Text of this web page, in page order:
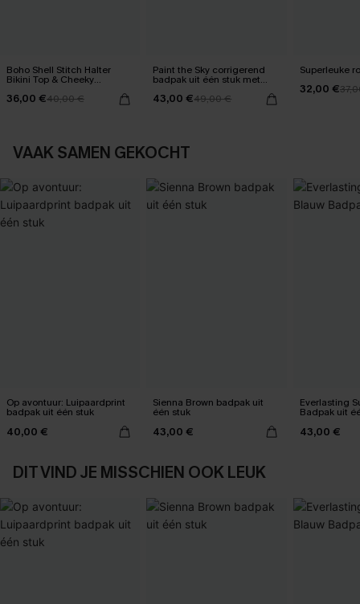
Boho Shell Stitch Halter
Bikini Top & Cheeky
Bottoms Set
36,00 €40,00 €
Paint the Sky corrigerend
badpak uit één stuk met
buikcontrole
43,00 €49,00 €
Superleuke
32,00 €
VAAK SAMEN GEKOCHT
Op avontuur: Luipaardprint
badpak uit één stuk
40,00 €
Sienna Brown badpak uit
één stuk
43,00 €
Everlasting
Badpak uit
43,00 €
DIT VIND JE MISSCHIEN OOK LEUK